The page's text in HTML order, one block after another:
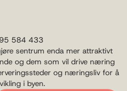
584 433
sentrum enda mer attraktivt
og dem som vil drive næring
og næringsliv for å
i byen.